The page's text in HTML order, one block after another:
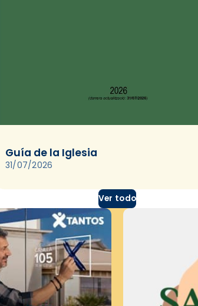
Guía de la Iglesia
31/07/2026
Ver todo